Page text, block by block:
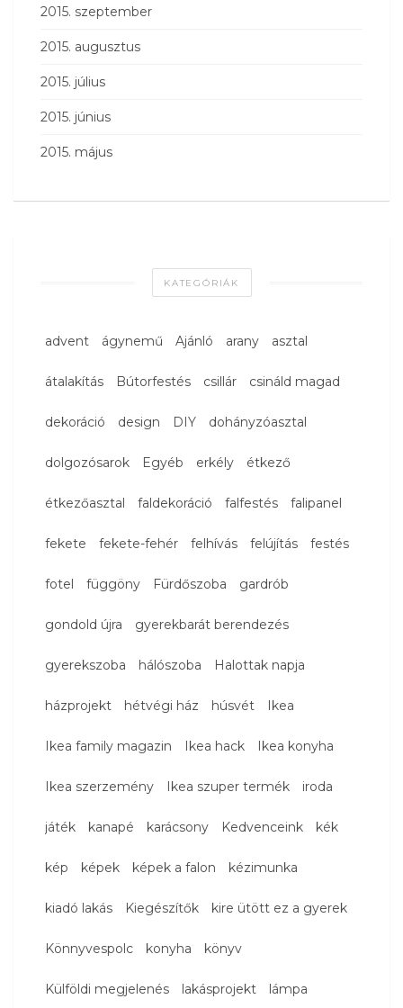
2015. szeptember
2015. augusztus
2015. július
2015. június
2015. május
KATEGÓRIÁK
advent ágynemű Ajánló arany asztal
átalakítás Bútorfestés csillár csináld magad
dekoráció design DIY dohányzóasztal
dolgozósarok Egyéb erkély étkező
étkezőasztal faldekoráció falfestés falipanel
fekete fekete-fehér felhívás felújítás festés
fotel függöny Fürdőszoba gardrób
gondold újra gyerekbarát berendezés
gyerekszoba hálószoba Halottak napja
házprojekt hétvégi ház húsvét Ikea
Ikea family magazin Ikea hack Ikea konyha
Ikea szerzemény Ikea szuper termék iroda
játék kanapé karácsony Kedvenceink kék
kép képek képek a falon kézimunka
kiadó lakás Kiegészítők kire ütött ez a gyerek
Könnyvespolc konyha könyv
Külföldi megjelenés lakásprojekt lámpa